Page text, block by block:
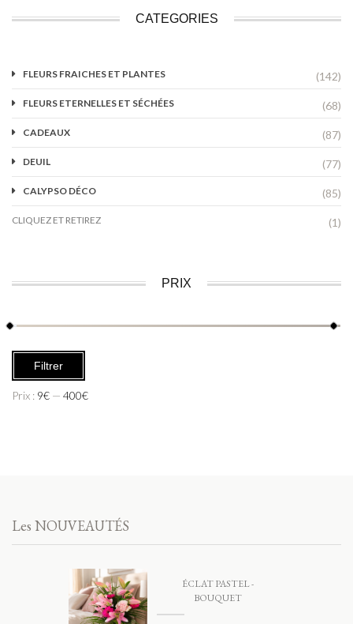
CATEGORIES
FLEURS FRAICHES ET PLANTES (142)
FLEURS ETERNELLES ET SÉCHÉES (68)
CADEAUX (87)
DEUIL (77)
CALYPSO DÉCO (85)
CLIQUEZ ET RETIREZ (1)
PRIX
Filtrer
Prix : 9€ — 400€
Les NOUVEAUTÉS
ÉCLAT PASTEL -
BOUQUET